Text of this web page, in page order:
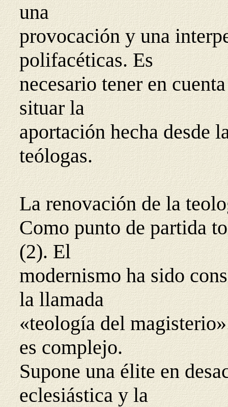
una
provocación y una
polifacéticas. Es
necesario tener en
situar la
aportación hecha desde
teólogas.
La renovación de la
Como punto de partida
(2). El
modernismo ha sido
la llamada
«teología del
es complejo.
Supone una élite en
eclesiástica y la